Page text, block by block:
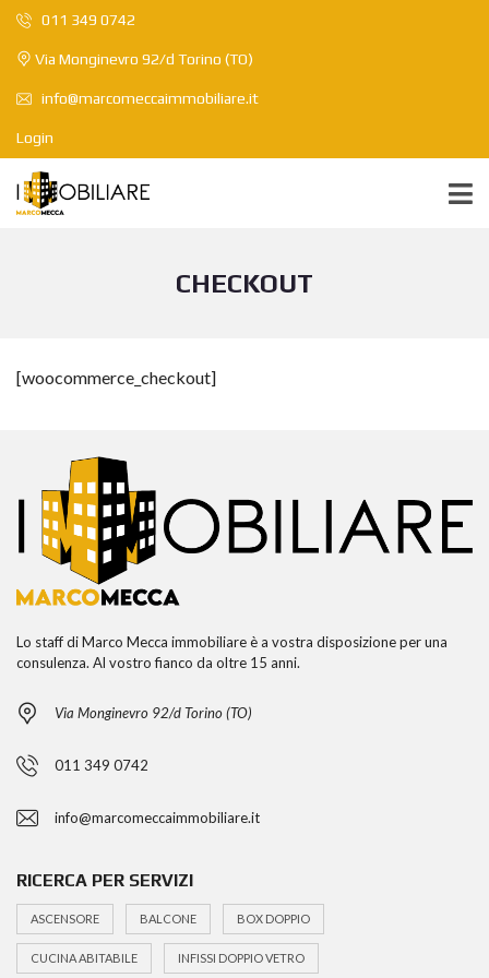
011 349 0742
Via Monginevro 92/d Torino (TO)
info@marcomeccaimmobiliare.it
Login
CHECKOUT
[woocommerce_checkout]
Lo staff di Marco Mecca immobiliare è a vostra disposizione per una
consulenza. Al vostro fianco da oltre 15 anni.
Via Monginevro 92/d Torino (TO)
011 349 0742
info@marcomeccaimmobiliare.it
RICERCA PER SERVIZI
ASCENSORE BALCONE BOX DOPPIO
CUCINA ABITABILE INFISSI DOPPIO VETRO